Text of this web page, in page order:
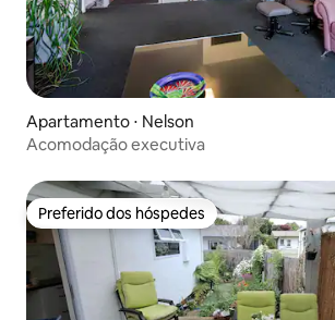
Apartamento ⋅ Nelson
Acomodação executiva
Preferido dos hóspedes
Preferido dos hóspedes